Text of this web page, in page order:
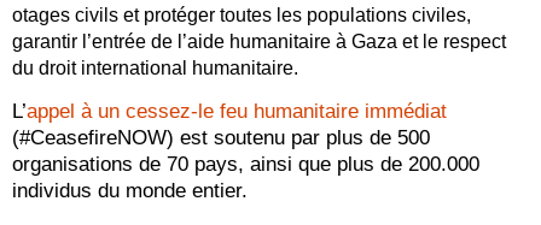
otages civils et protéger toutes les populations civiles,
garantir l’entrée de l’aide humanitaire à Gaza et le respect
du droit international humanitaire.
L’appel à un cessez-le feu humanitaire immédiat
(#CeasefireNOW) est soutenu par plus de 500
organisations de 70 pays, ainsi que plus de 200.000
individus du monde entier.